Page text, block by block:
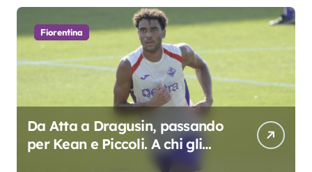
Fiorentina
Da Atta a Dragusin, passando
per Kean e Piccoli. A chi gli
oscar del precampionato?